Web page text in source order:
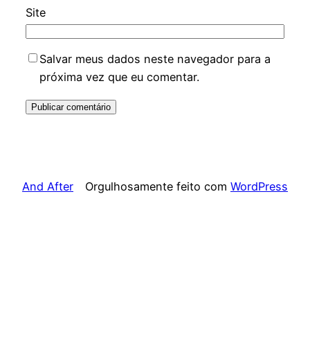
Site
Salvar meus dados neste navegador para a
próxima vez que eu comentar.
And After Orgulhosamente feito com WordPress